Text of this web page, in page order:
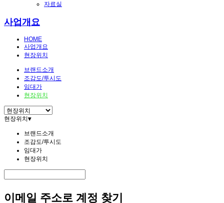
자료실
사업개요
HOME
사업개요
현장위치
브랜드소개
조감도/투시도
임대가
현장위치
현장위치▾
브랜드소개
조감도/투시도
임대가
현장위치
이메일 주소로 계정 찾기